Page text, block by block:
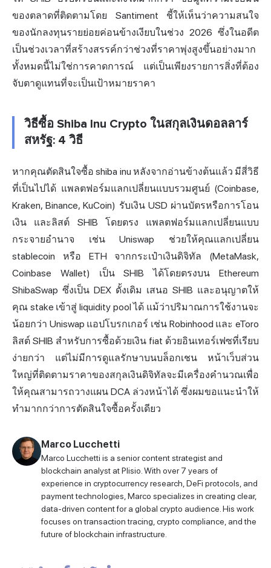
ของตลาดที่ติดตามโดย Santiment ชี้ให้เห็นว่าความสนใจ
ของนักลงทุนรายย่อยค่อนข้างเงียบในช่วง 2026 ซึ่งในอดีต
เป็นช่วงเวลาที่สร้างสรรค์กว่าช่วงที่ราคาพุ่งสูงขึ้นอย่างมาก
ทั้งหมดนี้ไม่ใช่การคาดการณ์ แต่เป็นเพียงรายการสิ่งที่ต้อง
จับตาดูแทนที่จะเป็นเป้าหมายราคา
วิธีซื้อ Shiba Inu Crypto ในสกุลเงินดอลลาร์
สหรัฐ: 4 วิธี
หากคุณตัดสินใจซื้อ shiba inu หลังจากอ่านข้างต้นแล้ว มีสี่วิธี
ที่เป็นไปได้ แพลตฟอร์มแลกเปลี่ยนแบบรวมศูนย์ (Coinbase,
Kraken, Binance, KuCoin) รับเงิน USD ผ่านบัตรหรือการโอน
เงิน และลิสต์ SHIB โดยตรง แพลตฟอร์มแลกเปลี่ยนแบบ
กระจายอำนาจ เช่น Uniswap ช่วยให้คุณแลกเปลี่ยน
stablecoin หรือ ETH จากกระเป๋าเงินดิจิทัล (MetaMask,
Coinbase Wallet) เป็น SHIB ได้โดยตรงบน Ethereum
ShibaSwap ซึ่งเป็น DEX ดั้งเดิม เสนอ SHIB และอนุญาตให้
คุณ stake เข้าสู่ liquidity pool ได้ แม้ว่าปริมาณการใช้งานจะ
น้อยกว่า Uniswap แอปโบรกเกอร์ เช่น Robinhood และ eToro
ลิสต์ SHIB สำหรับการซื้อด้วยเงิน fiat ด้วยอินเทอร์เฟซที่เรียบ
ง่ายกว่า แต่ไม่มีการดูแลรักษาบนบล็อกเชน หน้าเว็บส่วน
ใหญ่ที่ติดตามราคาของสกุลเงินดิจิทัลจะมีเครื่องคำนวณเพื่อ
ให้คุณสามารถวางแผน DCA ล่วงหน้าได้ ซึ่งผมขอแนะนำให้
ทำมากกว่าการตัดสินใจซื้อครั้งเดียว
Marco Lucchetti
Marco Lucchetti is a senior content strategist and
blockchain analyst at Plisio. With over 7 years of
experience in cryptocurrency research, DeFi protocols, and
payment technologies, Marco specializes in creating clear,
data-driven content for a global crypto audience. His work
focuses on transaction tracing, crypto compliance, and the
future of blockchain infrastructure.